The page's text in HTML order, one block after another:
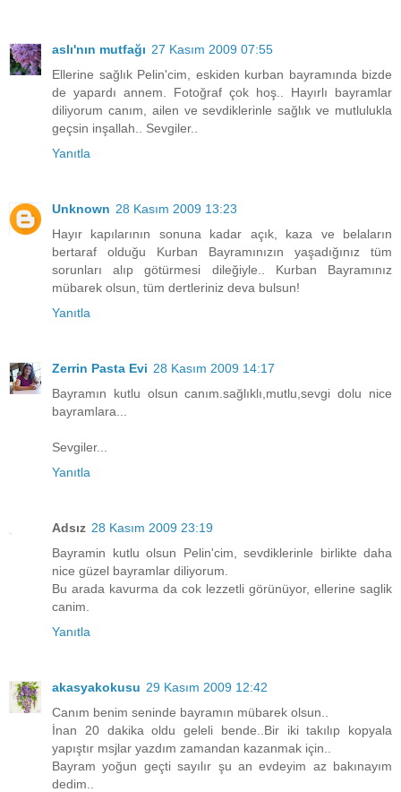
aslı'nın mutfağı 27 Kasım 2009 07:55
Ellerine sağlık Pelin'cim, eskiden kurban bayramında bizde
de yapardı annem. Fotoğraf çok hoş.. Hayırlı bayramlar
diliyorum canım, ailen ve sevdiklerinle sağlık ve mutlulukla
geçsin inşallah.. Sevgiler..
Yanıtla
Unknown 28 Kasım 2009 13:23
Hayır kapılarının sonuna kadar açık, kaza ve belaların
bertaraf olduğu Kurban Bayramınızın yaşadığınız tüm
sorunları alıp götürmesi dileğiyle.. Kurban Bayramınız
mübarek olsun, tüm dertleriniz deva bulsun!
Yanıtla
Zerrin Pasta Evi 28 Kasım 2009 14:17
Bayramın kutlu olsun canım.sağlıklı,mutlu,sevgi dolu nice
bayramlara...
Sevgiler...
Yanıtla
Adsız 28 Kasım 2009 23:19
Bayramin kutlu olsun Pelin'cim, sevdiklerinle birlikte daha
nice güzel bayramlar diliyorum.
Bu arada kavurma da cok lezzetli görünüyor, ellerine saglik
canim.
Yanıtla
akasyakokusu 29 Kasım 2009 12:42
Canım benim seninde bayramın mübarek olsun..
İnan 20 dakika oldu geleli bende..Bir iki takılıp kopyala
yapıştır msjlar yazdım zamandan kazanmak için..
Bayram yoğun geçti sayılır şu an evdeyim az bakınayım
dedim..